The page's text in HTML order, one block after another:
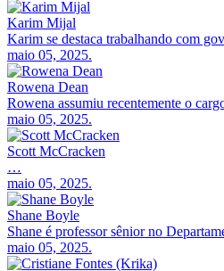
Karim Mijal
Karim se destaca trabalhando com
maio 05, 2025.
Rowena Dean
Rowena assumiu recentemente o
maio 05, 2025.
Scott McCracken
…
maio 05, 2025.
Shane Boyle
Shane é professor sênior no
maio 05, 2025.